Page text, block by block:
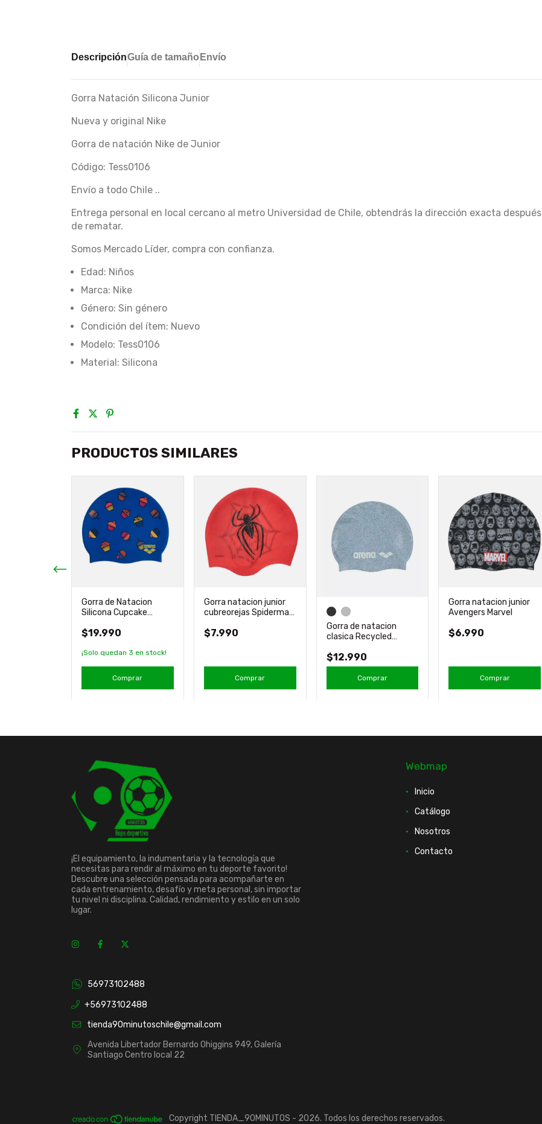
DescripciónGuía de tamaño Envío
Gorra Natación Silicona Junior
Nueva y original Nike
Gorra de natación Nike de Junior
Código: Tess0106
Envío a todo Chile ..
Entrega personal en local cercano al metro Universidad de Chile, obtendrás la dirección exacta después
de rematar.
Somos Mercado Líder, compra con confianza.
Edad: Niños
Marca: Nike
Género: Sin género
Condición del ítem: Nuevo
Modelo: Tess0106
Material: Silicona
PRODUCTOS SIMILARES
Gorra de Natacion
Silicona Cupcake
$19.990
¡Solo quedan 3 en stock!
Comprar
Gorra natacion junior
cubreorejas Spiderman
$7.990
Comprar
Gorra de natacion
clasica Recycled
$12.990
Comprar
Gorra natacion junior
Avengers Marvel
$6.990
Comprar
¡El equipamiento, la indumentaria y la tecnología que
necesitas para rendir al máximo en tu deporte favorito!
Descubre una selección pensada para acompañarte en
cada entrenamiento, desafío y meta personal, sin importar
tu nivel ni disciplina. Calidad, rendimiento y estilo en un solo
lugar.
56973102488
+56973102488
tienda90minutoschile@gmail.com
Avenida Libertador Bernardo Ohiggins 949, Galería
Santiago Centro local 22
Webmap
Inicio
Catálogo
Nosotros
Contacto
Copyright TIENDA_90MINUTOS - 2026. Todos los derechos reservados.